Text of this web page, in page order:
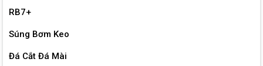
RB7+
Súng Bơm Keo
Đá Cắt Đá Mài